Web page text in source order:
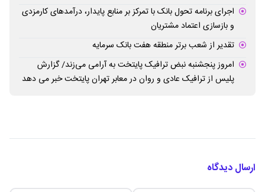
اجرای برنامه تحول بانک با تمرکز بر منابع پایدار، درآمدهای کارمزدی
و بازسازی اعتماد مشتریان
تقدیر از شعب برتر منطقه هفت بانک سرمایه
امروز پنجشنبه نبض ترافیک پایتخت به آرامی می‌زند/ گزارش
پلیس از ترافیک عادی و روان در معابر تهران پایتخت خبر می دهد
ارسال دیدگاه